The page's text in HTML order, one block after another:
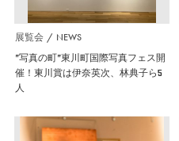
展覧会 NEWS
”写真の町”東川町国際写真フェス開
催！東川賞は伊奈英次、林典子ら5
人